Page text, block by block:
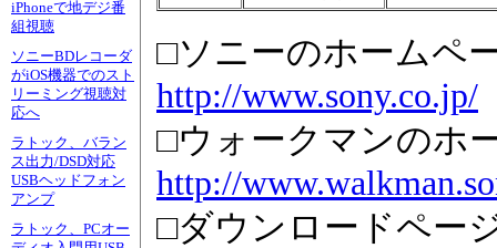
iPhoneで地デジ番
組視聴
ソニーBDレコーダ
がiOS機器でのスト
リーミング視聴対
応へ
ラトック、バラン
ス出力/DSD対応
USBヘッドフォン
アンプ
ラトック、PCオー
□ソニーのホームペ
http://www.sony.co.jp/
□ウォークマンのホ
http://
□ダウンロードペー